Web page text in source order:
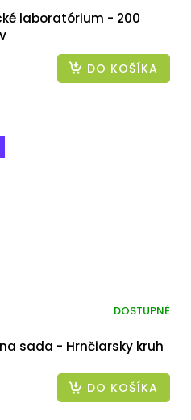
laboratórium - 200
DO KOŠÍKA
sada - Hrnčiarsky kruh
DOSTUPNÉ
DO KOŠÍKA